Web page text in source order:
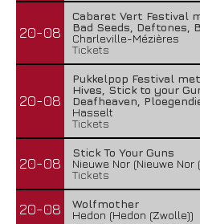
20-08
Cabaret Vert Festival
Bad Seeds, Deftones,
Charleville-Mézières
Tickets
20-08
Pukkelpop Festival
Hives, Stick to your
Deafheaven,
Hasselt
Tickets
20-08
Stick To Your Guns
Nieuwe Nor (Nieuwe Nor
Tickets
20-08
Wolfmother
Hedon (Hedon (Zwolle))